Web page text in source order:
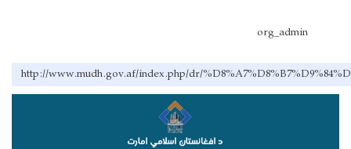
org_admin
http://www.mudh.gov.af/index.php/dr/